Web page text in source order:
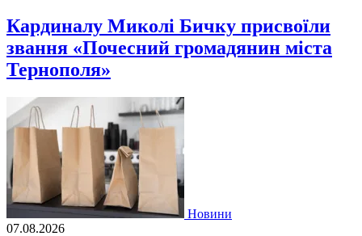
Кардиналу Миколі Бичку присвоїли
звання «Почесний громадянин міста
Тернополя»
Новини
07.08.2026